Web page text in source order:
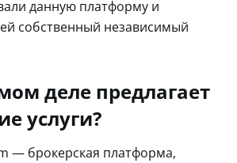
данную платформу и
собственный независимый
деле предлагает
услуги?
― брокерская платформа,